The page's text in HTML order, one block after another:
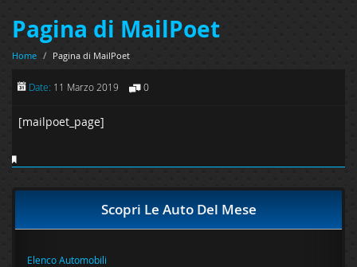
Pagina di MailPoet
Home / Pagina di MailPoet
Date: 11 Marzo 2019 0
[mailpoet_page]
Scopri Le Auto Del Mese
Elenco Automobili